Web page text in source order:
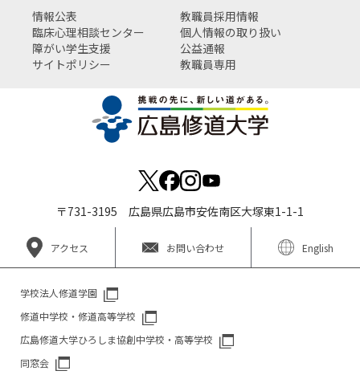
情報公表
教職員採用情報
臨床心理相談センター
個人情報の取り扱い
障がい学生支援
公益通報
サイトポリシー
教職員専用
〒731-3195 広島県広島市安佐南区大塚東1-1-1
アクセス お問い合わせ English
学校法人修道学園
修道中学校・修道高等学校
広島修道大学ひろしま協創中学校・高等学校
同窓会